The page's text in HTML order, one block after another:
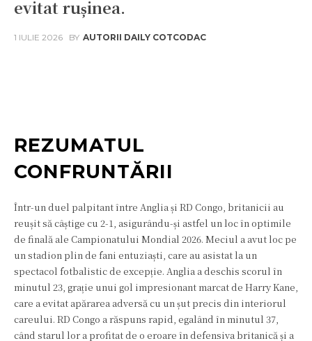
evitat rușinea.
1 IULIE 2026 BY AUTORII DAILY COTCODAC
REZUMATUL
CONFRUNTĂRII
Într-un duel palpitant între Anglia și RD Congo, britanicii au
reușit să câștige cu 2-1, asigurându-și astfel un loc în optimile
de finală ale Campionatului Mondial 2026. Meciul a avut loc pe
un stadion plin de fani entuziaști, care au asistat la un
spectacol fotbalistic de excepție. Anglia a deschis scorul în
minutul 23, grație unui gol impresionant marcat de Harry Kane,
care a evitat apărarea adversă cu un șut precis din interiorul
careului. RD Congo a răspuns rapid, egalând în minutul 37,
când starul lor a profitat de o eroare în defensiva britanică și a